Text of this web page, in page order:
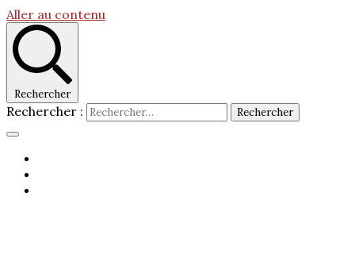
Aller au contenu
Rechercher
Rechercher :